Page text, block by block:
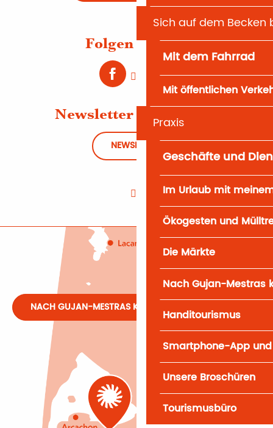
Sich auf dem Becken
Mit dem Fahrrad
Mit öffentlichen
Praxis
Geschäfte und
Im Urlaub mit
Ökogesten und
Die Märkte
Nach Gujan-Mestras
Handitourismus
Smartphone-App und
Unsere Broschüren
Tourismusbüro
Folgen Sie uns
Newsletter abonnieren
NEWSLETTER
NACH GUJAN-MESTRAS KOMMEN